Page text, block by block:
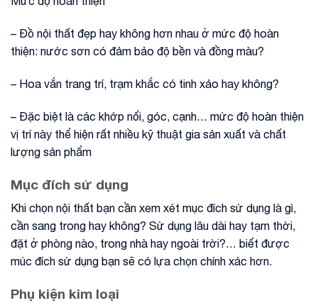
– Đồ nội thất đẹp hay không hơn nhau ở mức độ hoàn
thiện: nước sơn có đảm bảo độ bền và đồng màu?
– Hoa vắn trang trí, trạm khắc có tinh xảo hay không?
– Đặc biệt là các khớp nối, góc, cạnh… mức độ hoàn thiện
vị trí này thể hiện rất nhiều kỹ thuật gia sản xuất và chất
lượng sản phẩm
Mục đích sử dụng
Khi chọn nội thất bạn cần xem xét mục đích sử dụng là gì,
cần sang trong hay không? Sử dụng lâu dài hay tạm thời,
đặt ở phòng nào, trong nhà hay ngoài trời?… biết được
múc đích sử dụng bạn sẽ có lựa chọn chính xác hơn.
Phụ kiện kim loại